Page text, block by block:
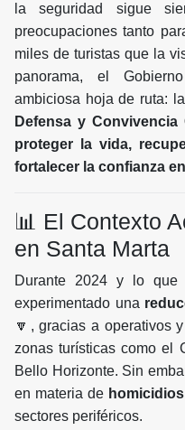
la seguridad sigue
preocupaciones tanto
miles de turistas que la
panorama, el
ambiciosa hoja de ruta: la
Defensa y Convivencia
proteger la vida,
fortalecer la confianza
📊 El Contexto
en Santa Marta
Durante 2024 y lo
experimentado una
🔽, gracias a operativos
zonas turísticas como el
Bello Horizonte. Sin
en materia de
sectores periféricos.